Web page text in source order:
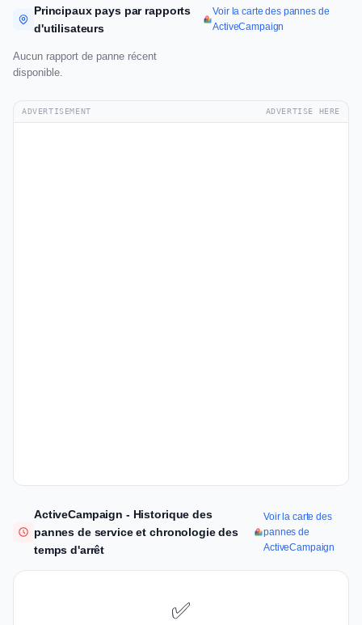
Principaux pays par rapports
d'utilisateurs
Voir la carte des pannes de
ActiveCampaign
Aucun rapport de panne récent
disponible.
ADVERTISEMENT ADVERTISE HERE
ActiveCampaign - Historique des
pannes de service et chronologie des
temps d'arrêt
Voir la carte des
pannes de
ActiveCampaign
✅